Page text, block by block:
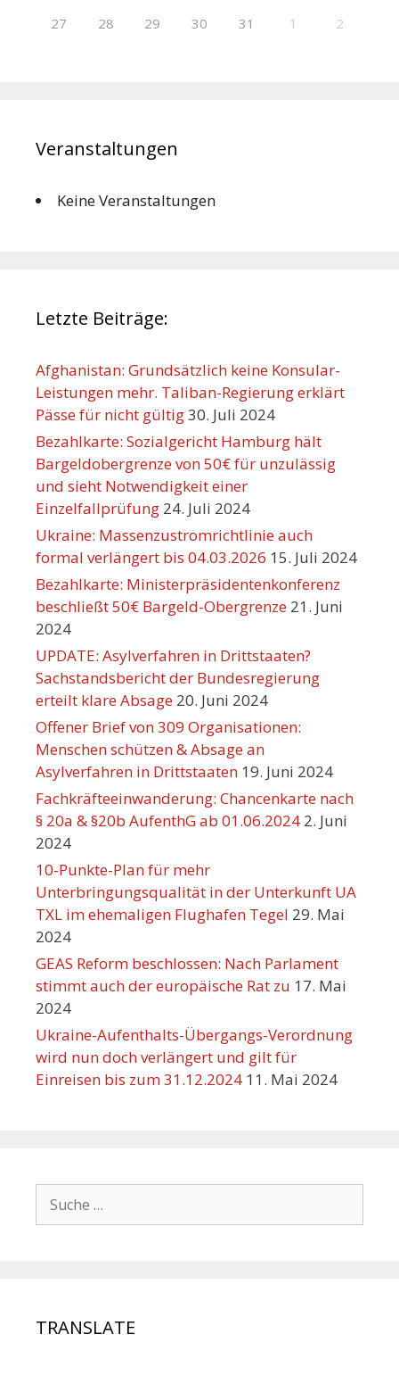
27 28 29 30 31 1 2
Veranstaltungen
Keine Veranstaltungen
Letzte Beiträge:
Afghanistan: Grundsätzlich keine Konsular-
Leistungen mehr. Taliban-Regierung erklärt
Pässe für nicht gültig30. Juli 2024
Bezahlkarte: Sozialgericht Hamburg hält
Bargeldobergrenze von 50€ für unzulässig
und sieht Notwendigkeit einer
Einzelfallprüfung 24. Juli 2024
Ukraine: Massenzustromrichtlinie auch
formal verlängert bis 04.03.2026 15. Juli 2024
Bezahlkarte: Ministerpräsidentenkonferenz
beschließt 50€ Bargeld-Obergrenze 21. Juni
2024
UPDATE: Asylverfahren in Drittstaaten?
Sachstandsbericht der Bundesregierung
erteilt klare Absage 20. Juni 2024
Offener Brief von 309 Organisationen:
Menschen schützen & Absage an
Asylverfahren in Drittstaaten 19. Juni 2024
Fachkräfteeinwanderung: Chancenkarte nach
§ 20a & §20b AufenthG ab 01.06.2024 2. Juni
2024
10-Punkte-Plan für mehr
Unterbringungsqualität in der Unterkunft UA
TXL im ehemaligen Flughafen Tegel 29. Mai
2024
GEAS Reform beschlossen: Nach Parlament
stimmt auch der europäische Rat zu 17. Mai
2024
Ukraine-Aufenthalts-Übergangs-Verordnung
wird nun doch verlängert und gilt für
Einreisen bis zum 31.12.2024 11. Mai 2024
TRANSLATE